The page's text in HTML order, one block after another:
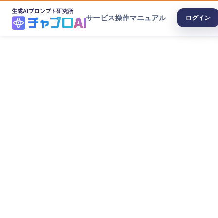
サービス操作マニュアル ログイン